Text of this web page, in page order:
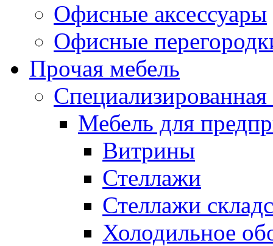
Офисные аксессуары
Офисные
Прочая мебель
Специализированная
Мебель для
Витрины
Стеллажи
Стеллажи
Холодильное